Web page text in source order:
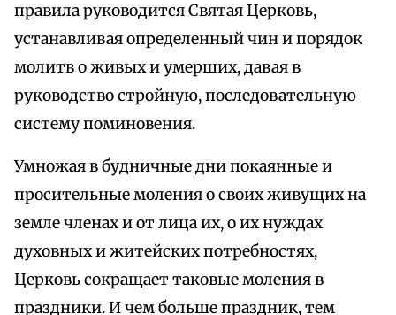
правила руководится Святая Церковь,
устанавливая определенный чин и порядок
молитв о живых и умерших, давая в
руководство стройную, последовательную
систему поминовения.
Умножая в будничные дни покаянные и
просительные моления о своих живущих на
земле членах и от лица их, о их нуждах
духовных и житейских потребностях,
Церковь сокращает таковые моления в
праздники. И чем больше праздник, тем